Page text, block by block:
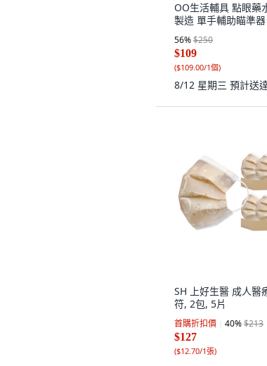
OO生活輔具 點眼藥
製造 單手輔助瞄準
56%$250
$109
($109.00/1個)
8/12 星期三 預計送
SH 上好生醫 成人醫
符, 2包, 5片
首購折扣價 40%$213
$127
($12.70/1張)